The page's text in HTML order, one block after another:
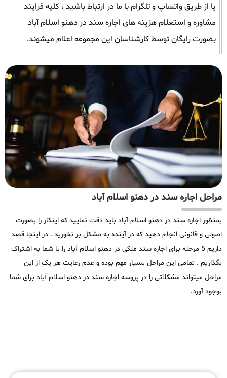
یا از طریق واتساپ و تلگرام با ما در ارتباط باشید ، کلیه فرایند
مشاوره و استعلام هزینه های اجاره سند در دهنو اسلام آباد
بصورت رایگان توسط کارشناسان این مجموعه اعلام میشوند.
مراحل اجاره سند در دهنو اسلام آباد
بمنظور اجاره سند در دهنو اسلام آباد باید دقت نمایید که اینکار را بصورت
اصولی و قانونی انجام دهید که در آینده به مشکل بر نخورید . در اینجا قصد
داریم 5 مرحله برای اجاره سند ملکی در دهنو اسلام آباد را با شما به اشتراک
بگذاریم . تمامی این مراحل بسیار مهم بوده و عدم رعایت هر یک از این
مراحل میتواند مشکلاتی را در پروسه اجاره سند در دهنو اسلام آباد برای شما
بوجود آورد.